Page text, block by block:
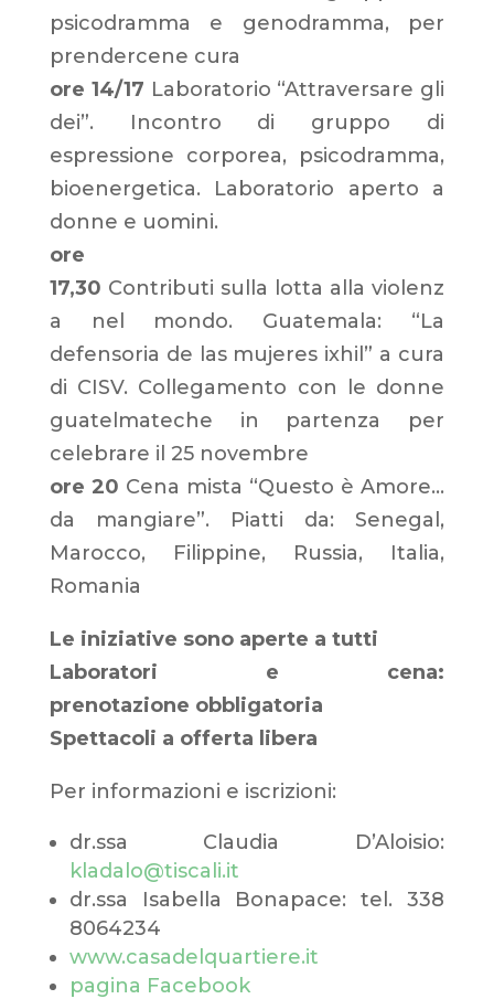
psicodramma e genodramma, per
prendercene cura
ore 14/17 Laboratorio “Attraversare gli
dei”. Incontro di gruppo di
espressione corporea, psicodramma,
bioenergetica. Laboratorio aperto a
donne e uomini.
ore
17,30 Contributi sulla lotta alla violenz
a nel mondo. Guatemala: “La
defensoria de las mujeres ixhil” a cura
di CISV. Collegamento con le donne
guatelmateche in partenza per
celebrare il 25 novembre
ore 20 Cena mista “Questo è Amore…
da mangiare”. Piatti da: Senegal,
Marocco, Filippine, Russia, Italia,
Romania
Le iniziative sono aperte a tutti
Laboratori e cena:
prenotazione obbligatoria
Spettacoli a offerta libera
Per informazioni e iscrizioni:
dr.ssa Claudia D’Aloisio:
kladalo@tiscali.it
dr.ssa Isabella Bonapace: tel. 338
8064234
www.casadelquartiere.it
pagina Facebook